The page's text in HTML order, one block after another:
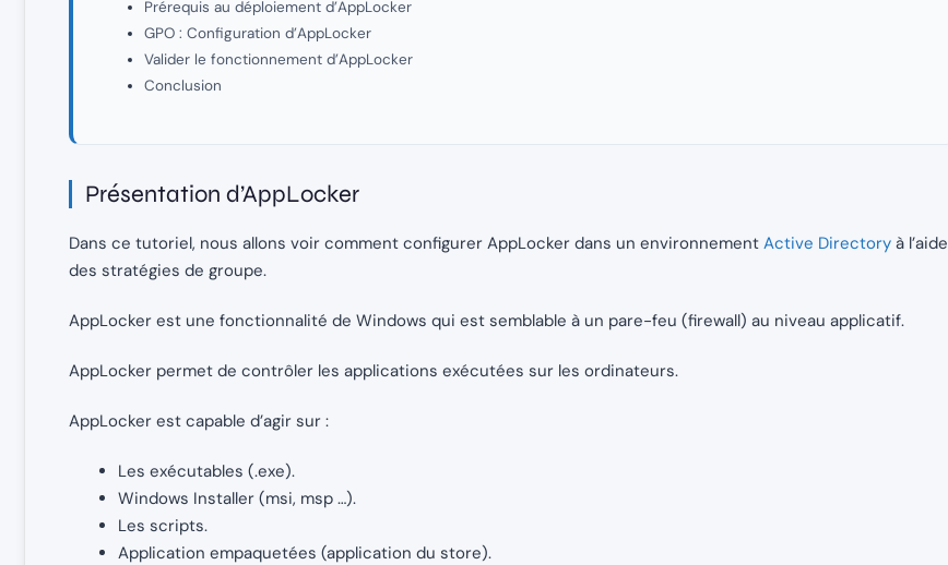
Prérequis au déploiement d’AppLocker
GPO : Configuration d’AppLocker
Valider le fonctionnement d’AppLocker
Conclusion
Présentation d’AppLocker
Dans ce tutoriel, nous allons voir comment configurer AppLocker dans un environnement Active Directory à l’aide
des stratégies de groupe.
AppLocker est une fonctionnalité de Windows qui est semblable à un pare-feu (firewall) au niveau applicatif.
AppLocker permet de contrôler les applications exécutées sur les ordinateurs.
AppLocker est capable d’agir sur :
Les exécutables (.exe).
Windows Installer (msi, msp …).
Les scripts.
Application empaquetées (application du store).